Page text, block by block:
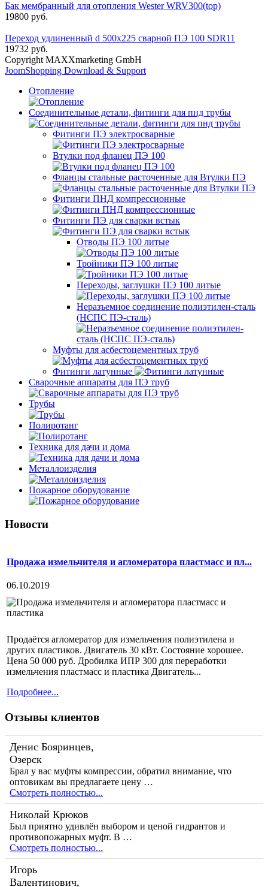
Бак мембранный для отопления Wester WRV300(top)
19800 руб.
Переход удлиненный d 500х225 сварной ПЭ 100 SDR11
19732 руб.
Copyright MAXXmarketing GmbH
JoomShopping Download & Support
Отопление
Соединительные детали, фитинги для пнд трубы
Фитинги ПЭ электросварные
Втулки под фланец ПЭ 100
Фланцы стальные расточенные для Втулки ПЭ
Фитинги ПНД компрессионные
Фитинги ПЭ для сварки встык
Отводы ПЭ 100 литые
Тройники ПЭ 100 литые
Переходы, заглушки ПЭ 100 литые
Неразъемное соединение полиэтилен-сталь
(НСПС ПЭ-сталь)
Муфты для асбестоцементных труб
Фитинги латунные
Сварочные аппараты для ПЭ труб
Трубы
Полиротанг
Техника для дачи и дома
Металлоизделия
Пожарное оборудование
Новости
Продажа измельчителя и агломератора пластмасс и пл...
06.10.2019
Продаётся агломератор для измельчения полиэтилена и
других пластиков. Двигатель 30 кВт. Состояние хорошее.
Цена 50 000 руб. Дробилка ИПР 300 для переработки
измельчения пластмасс и пластика Двигатель...
Подробнее...
Отзывы клиентов
Денис Бояринцев,
Озерск
Брал у вас муфты компрессии, обратил внимание, что
оптовикам вы предлагаете цену …
Смотреть полностью...
Николай Крюков
Был приятно удивлён выбором и ценой гидрантов и
противопожарных муфт. В …
Смотреть полностью...
Игорь
Валентинович,